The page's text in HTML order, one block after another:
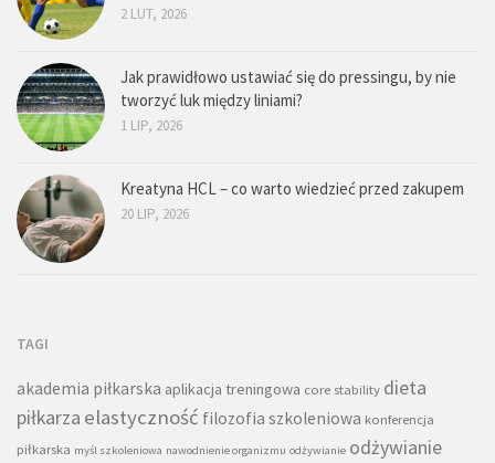
2 LUT, 2026
Jak prawidłowo ustawiać się do pressingu, by nie
tworzyć luk między liniami?
1 LIP, 2026
Kreatyna HCL – co warto wiedzieć przed zakupem
20 LIP, 2026
TAGI
akademia piłkarska aplikacja treningowa core stability dieta
piłkarza elastyczność filozofia szkoleniowa konferencja
piłkarska myśl szkoleniowa nawodnienie organizmu odżywianie odżywianie